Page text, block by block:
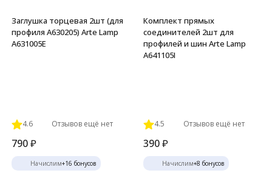
Заглушка торцевая 2шт (для
профиля A630205) Arte Lamp
A631005E
4.6 Отзывов ещё нет
790₽
Начислим+16 бонусов
Комплект прямых
соединителей 2шт для
профилей и шин Arte Lamp
A641105I
4.5 Отзывов ещё нет
390 ₽
Начислим+8 бонусов